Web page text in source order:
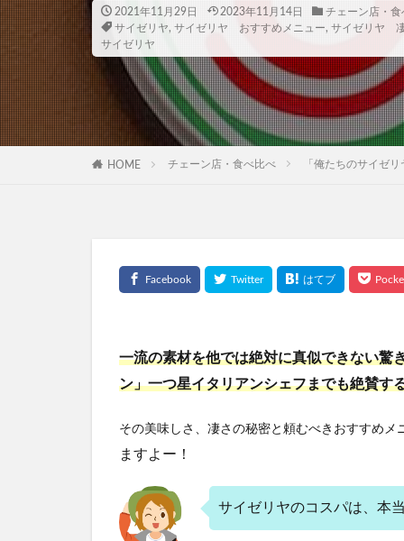
2021年11月29日 2023年11月14日
チェーン店・食
サイゼリヤ, サイゼリヤ おすすめメニュー, サイゼリヤ
サイゼリヤ
HOME チェーン店・食べ比べ 「俺たちのサイゼ
一流の素材を他では絶対に真似できない驚
ン」一つ星イタリアンシェフまでも絶賛す
その美味しさ、凄さの秘密と頼むべきおすすめメ
ますよー！
サイゼリヤのコスパは、本